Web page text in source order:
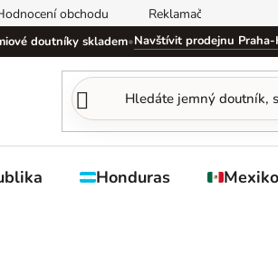
obchodu Reklamační řád
doutníky skladem•Navštívit prodejnu
Honduras Mexiko